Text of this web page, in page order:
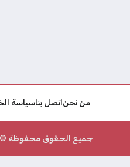
من نحن اتصل بناسياسة
جميع الحقوق محفوظة ©